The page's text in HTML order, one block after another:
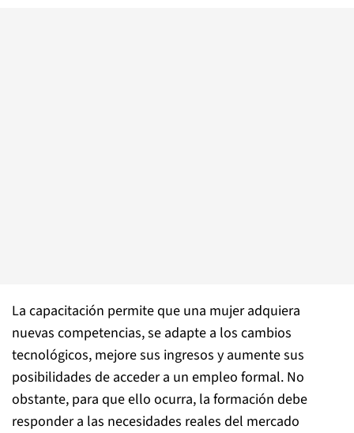
La capacitación permite que una mujer adquiera
nuevas competencias, se adapte a los cambios
tecnológicos, mejore sus ingresos y aumente sus
posibilidades de acceder a un empleo formal. No
obstante, para que ello ocurra, la formación debe
responder a las necesidades reales del mercado